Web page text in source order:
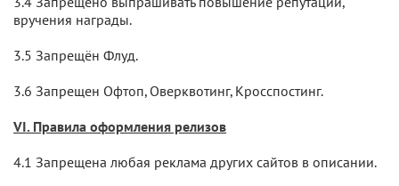
вручения награды.
3.5 Запрещён Флуд.
3.6 Запрещен Офтоп, Оверквотинг, Кросспостинг.
VI. Правила оформления релизов
4.1 Запрещена любая реклама других сайтов в описании.